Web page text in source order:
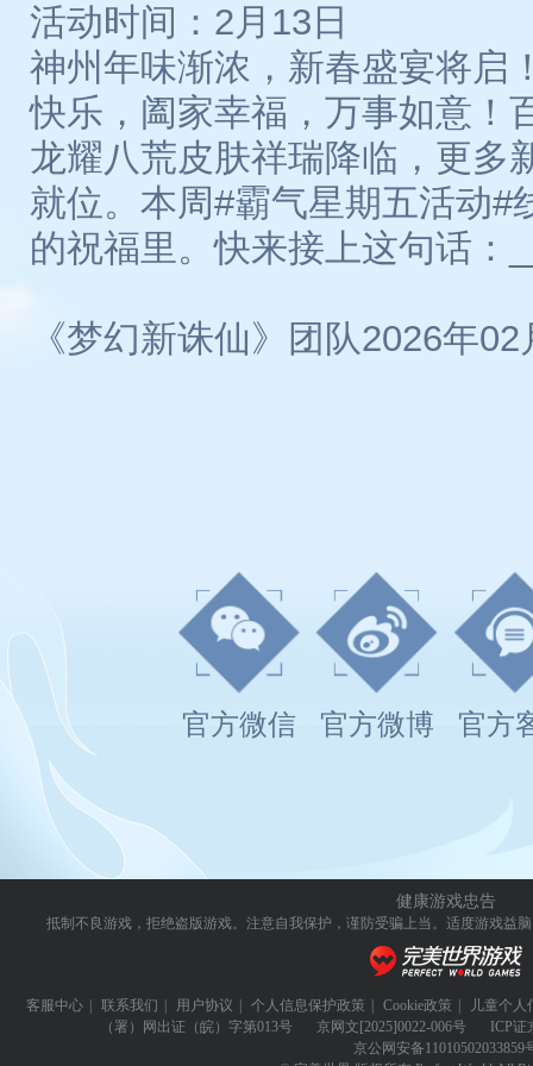
活动时间：2月13日
神州年味渐浓，新春盛宴将启
快乐，阖家幸福，万事如意！
龙耀八荒皮肤祥瑞降临，更多
就位。本周#霸气星期五活动#
的祝福里。快来接上这句话：
《梦幻新诛仙》团队2026年
官方微信 官方微博 官方
健康游戏忠告
抵制不良游戏，拒绝盗版游戏。注意自我保护，谨防受骗上当。 适度游戏益
客服中心 联系我们 用户协议 个人信息保护政策 Cookie政策
儿童个人
（署）网出证（皖）字第013号
京网文 [2025]0022-006号 ICP证
京公网安备11010502033859